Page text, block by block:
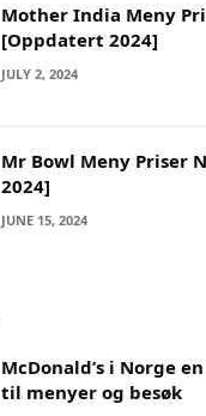
Mother India Meny
[Oppdatert 2024]
JULY 2, 2024
Mr Bowl Meny Priser
2024]
JUNE 15, 2024
McDonald’s i Norge
til menyer og besøk